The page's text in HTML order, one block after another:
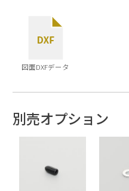
図面DXFデータ
別売オプション